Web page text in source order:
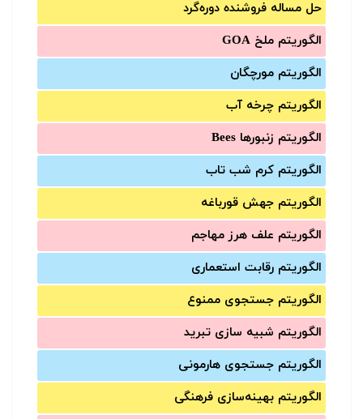
حل مساله فروشنده دوره‌گرد
الگوریتم ملخ GOA
الگوریتم مورچگان
الگوریتم چرخه آب
الگوریتم زنبورها Bees
الگوریتم کرم شب تاب
الگوریتم جهش قورباغه
الگوریتم علف هرز مهاجم
الگوریتم رقابت استعماری
الگوریتم جستجوی ممنوع
الگوریتم شبیه سازی تبرید
الگوریتم جستجوی هارمونی
الگوریتم بهینه‌سازی فرهنگی